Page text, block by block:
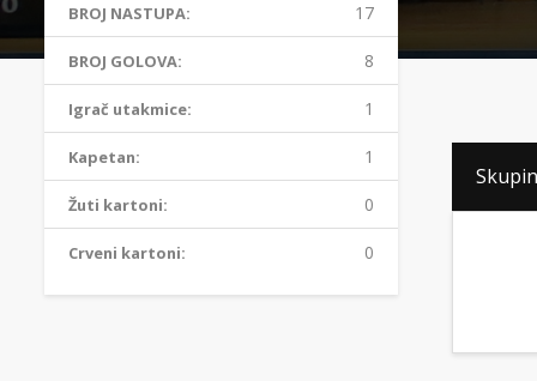
BROJ NASTUPA: 17
BROJ GOLOVA: 8
Igrač utakmice: 1
Kapetan: 1
Žuti kartoni: 0
Crveni kartoni: 0